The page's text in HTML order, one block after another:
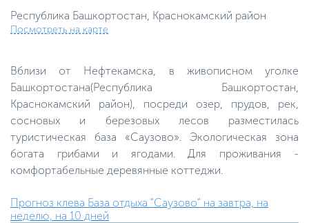
Республика Башкортостан, Краснокамский район
Посмотреть на карте
Вблизи от Нефтекамска, в живописном уголке
Башкортостана(Республика Башкортостан,
Краснокамский район), посреди озер, прудов, рек,
сосновых и березовых лесов разместилась
туристическая база «Саузово». Экологическая зона
богата грибами и ягодами. Для проживания -
комфортабельные деревянные коттеджи.
Прогноз клева База отдыха "Саузово" на завтра, на
неделю, на 10 дней